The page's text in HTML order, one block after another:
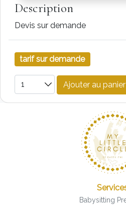
Description
Devis sur demande
tarif sur demande
Ajouter au panier
Babysitting